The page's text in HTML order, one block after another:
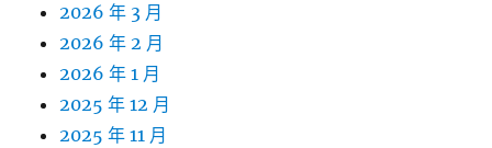
2026 年 3 月
2026 年 2 月
2026 年 1 月
2025 年 12 月
2025 年 11 月